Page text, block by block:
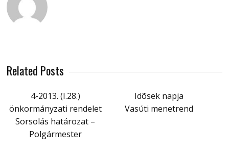
Related Posts
4-2013. (I.28.)
önkormányzati rendelet
Idõsek napja
Vasúti menetrend
Sorsolás határozat –
Polgármester